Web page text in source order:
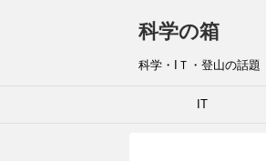
科学の箱
科学・IＴ・登山の話題
IT